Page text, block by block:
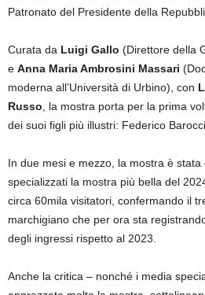
Patronato del Presidente della
Curata da Luigi Gallo (Direttore della
e Anna Maria Ambrosini Massari
moderna all’Università di Urbino), con
Russo , la mostra porta per la prima
dei suoi figli più illustri: Federico
In due mesi e mezzo, la mostra è
specializzati la mostra più bella del
circa 60mila visitatori, confermando il
marchigiano che per ora sta
degli ingressi rispetto al 2023.
Anche la critica – nonché i media